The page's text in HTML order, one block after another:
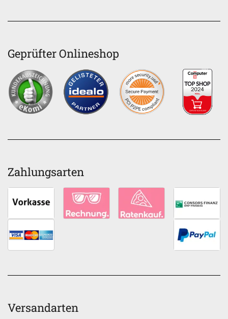
Geprüfter Onlineshop
Zahlungsarten
Versandarten